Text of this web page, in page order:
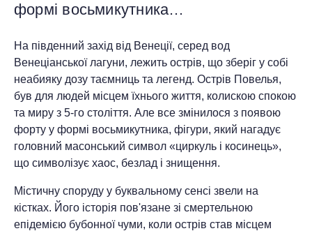
формі восьмикутника…
На південний захід від Венеції, серед вод
Венеціанської лагуни, лежить острів, що зберіг у собі
неабияку дозу таємниць та легенд. Острів Повелья,
був для людей місцем їхнього життя, колискою спокою
та миру з 5-го століття. Але все змінилося з появою
форту у формі восьмикутника, фігури, який нагадує
головний масонський символ «циркуль і косинець»,
що символізує хаос, безлад і знищення.
Містичну споруду у буквальному сенсі звели на
кістках. Його історія пов'язане зі смертельною
епідемією бубонної чуми, коли острів став місцем